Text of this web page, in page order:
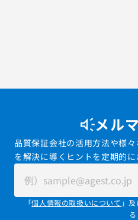
メル
品質保証会社の活用方法や様
を解決に導くヒントを定期的に
「個人情報の取扱いについて 」
る